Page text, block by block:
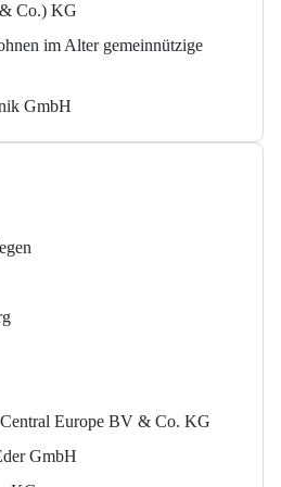
Co.) KG
im Alter gemeinnützige
GmbH
Europe BV & Co. KG
GmbH